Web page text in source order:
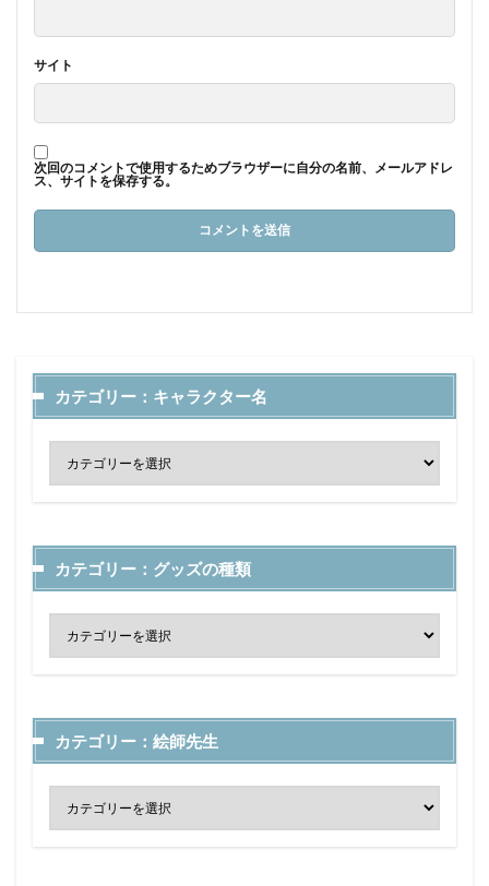
サイト
次回のコメントで使用するためブラウザーに自分の名前、メールアドレ
ス、サイトを保存する。
カテゴリー：キャラクター名
カテゴリー：グッズの種類
カテゴリー：絵師先生